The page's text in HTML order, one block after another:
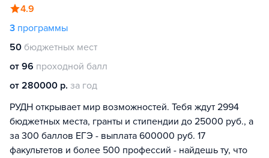
4.9
3 программы
50 бюджетных мест
от 96 проходной балл
от 280000 р. за год
РУДН открывает мир возможностей. Тебя ждут 2994
бюджетных места, гранты и стипендии до 25000 руб., а
за 300 баллов ЕГЭ - выплата 600000 руб. 17
факультетов и более 500 профессий - найдешь ту, что